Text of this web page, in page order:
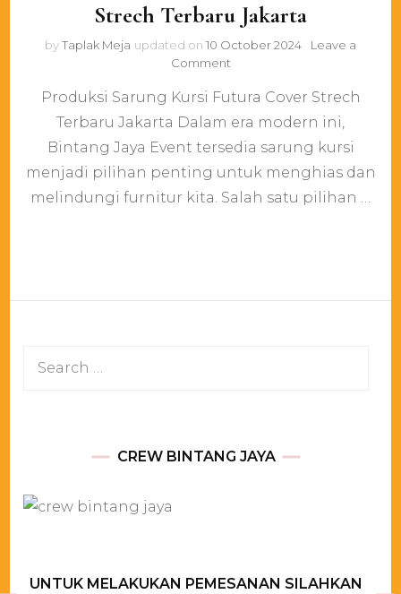
Strech Terbaru Jakarta
byTaplak Meja updated on 10 October 2024
Leave a
Commenton
Sarung
Cover
Strech
Jakarta
Produksi Sarung Kursi Futura Cover Strech
Terbaru Jakarta Dalam era modern ini,
Bintang Jaya Event tersedia sarung kursi
menjadi pilihan penting untuk menghias dan
melindungi furnitur kita. Salah satu pilihan …
Search
CREW BINTANG JAYA
UNTUK MELAKUKAN PEMESANAN SILAHKAN